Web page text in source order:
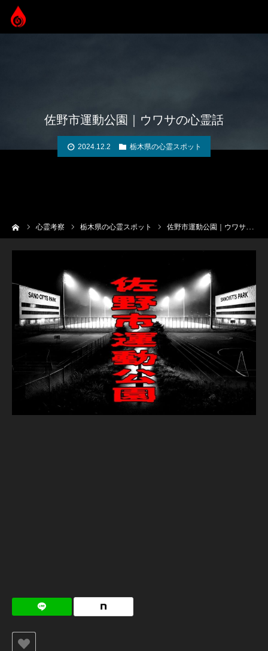
佐野市運動公園｜ウワサの心霊話
2024.12.2 栃木県の心霊スポット
心霊考察 栃木県の心霊スポット 佐野市運動公園｜ウワサの心霊話